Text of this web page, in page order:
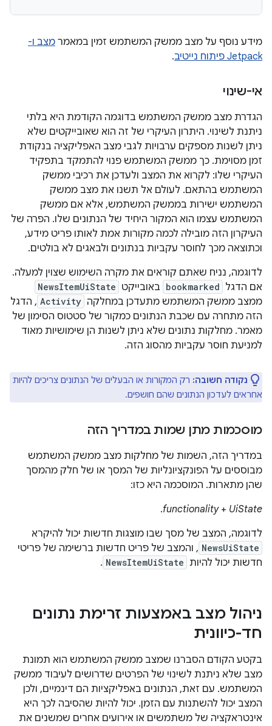
מידע נוסף על מצב ממשק המשתמש זמין במאמר מצב ו-
Jetpack פיתוח נייטיב
.
אי-שינוי
הגדרת מצב ממשק המשתמש בדוגמה הקודמת היא בלתי
ניתנת לשינוי. היתרון העיקרי של זה הוא שאובייקטים שלא
ניתן לשנות מספקים ערבויות לגבי מצב האפליקציה בנקודת
זמן מסוימת. כך ממשק המשתמש פנוי להתמקד בתפקיד
העיקרי שלו: לקרוא את המצב ולעדכן את רכיבי ממשק
המשתמש בהתאם. לעולם אל תשנו את מצב ממשק
המשתמש ישירות בממשק המשתמש, אלא אם ממשק
המשתמש עצמו הוא המקור היחיד של הנתונים שלו. הפרה של
העיקרון הזה מובילה לכמה מקורות אמת לאותו פריט מידע,
וכתוצאה מכך לחוסר עקביות בנתונים ולבאגים לא בולטים.
לדוגמה, נניח שאתם קוראים את מקרה השימוש שצוין למעלה.
אם הדגל bookmarked באובייקט NewsItemUiState
ממצב ממשק המשתמש מתעדכן במחלקה Activity , הדגל
הזה מתחרה עם שכבת הנתונים כמקור של סטטוס הסימון של
מאמר. מחלקות נתונים שלא ניתן לשנות הן שימושיות מאוד
למניעת חוסר עקביות מהסוג הזה.
נקודה חשובה: רק המקורות או הבעלים של הנתונים צריכים להיות
אחראים לעדכון הנתונים שהם חושפים.
מוסכמות מתן שמות במדריך הזה
במדריך הזה, השמות של מחלקות מצב ממשק המשתמש
מבוססים על הפונקציונליות של המסך או של חלק מהמסך
שהן מתארות. המוסכמה היא כזו:
functionality+ UiState
.
לדוגמה, המצב של מסך שבו מוצגות חדשות יכול להיקרא
NewsUiState , והמצב של פריט חדשות ברשימה של פריטי
חדשות יכול להיות NewsItemUiState
.
ניהול מצב באמצעות זרימת נתונים
חד-כיוונית
בקטע הקודם הסברנו שמצב ממשק המשתמש הוא תמונת
מצב שלא ניתנת לשינוי של הפרטים שדרושים לעיבוד ממשק
המשתמש. עם זאת, הנתונים באפליקציות הם דינמיים, ולכן
המצב יכול להשתנות עם הזמן. יכול להיות שהסיבה לכך היא
אינטראקציה של משתמשים או אירועים אחרים שמשנים את